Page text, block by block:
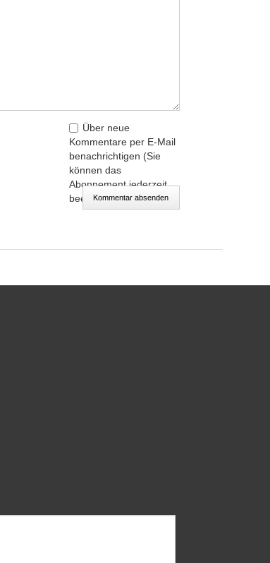
Über neue
Kommentare per E-Mail
benachrichtigen (Sie
können das
Abonnement jederzeit
beenden)Kommentar absenden